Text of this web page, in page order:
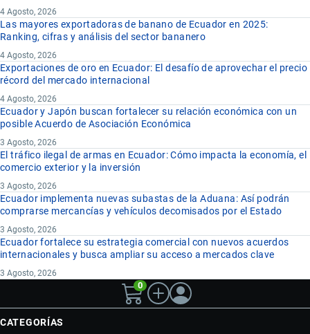
4 Agosto, 2026
Las mayores exportadoras de banano de Ecuador en 2025:
Ranking, cifras y análisis del sector bananero
4 Agosto, 2026
Exportaciones de oro en Ecuador: El desafío de aprovechar el precio
récord del mercado internacional
4 Agosto, 2026
Ecuador y Japón buscan fortalecer su relación económica con un
posible Acuerdo de Asociación Económica
3 Agosto, 2026
El tráfico ilegal de armas en Ecuador: Cómo impacta la economía, el
comercio exterior y la inversión
3 Agosto, 2026
Ecuador implementa nuevas subastas de la Aduana: Así podrán
comprarse mercancías y vehículos decomisados por el Estado
3 Agosto, 2026
Ecuador fortalece su estrategia comercial con nuevos acuerdos
internacionales y busca ampliar su acceso a mercados clave
3 Agosto, 2026
0
CATEGORÍAS